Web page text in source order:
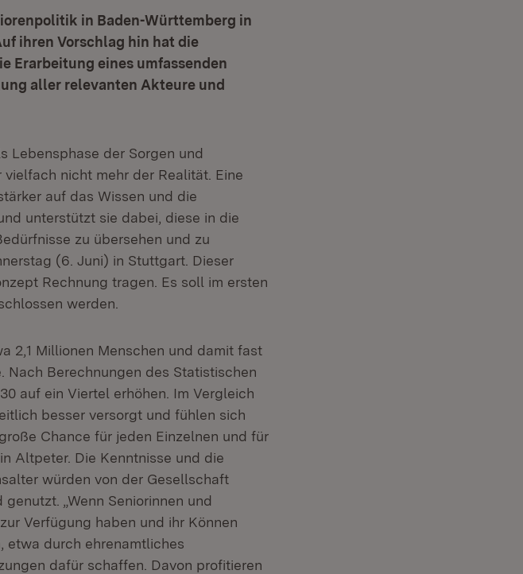
in Baden-Württemberg in
ihren Vorschlag hin hat die
Erarbeitung eines umfassenden
aller relevanten Akteure und
Lebensphase der Sorgen und
nicht mehr der Realität. Eine
auf das Wissen und die
unterstützt sie dabei, diese in die
zu übersehen und zu
(6. Juni) in Stuttgart. Dieser
Rechnung tragen. Es soll im ersten
werden.
2,1 Millionen Menschen und damit fast
Nach Berechnungen des Statistischen
auf ein Viertel erhöhen. Im Vergleich
besser versorgt und fühlen sich
Chance für jeden Einzelnen und für
Altpeter. Die Kenntnisse und die
würden von der Gesellschaft
„Wenn Seniorinnen und
Verfügung haben und ihr Können
etwa durch ehrenamtliches
dafür schaffen. Davon profitieren